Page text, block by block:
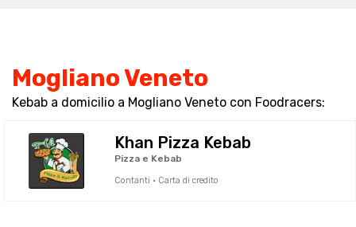
Mogliano Veneto
Kebab a domicilio a Mogliano Veneto con Foodracers:
Khan Pizza Kebab
Pizza e Kebab
Contanti · Carta di credito